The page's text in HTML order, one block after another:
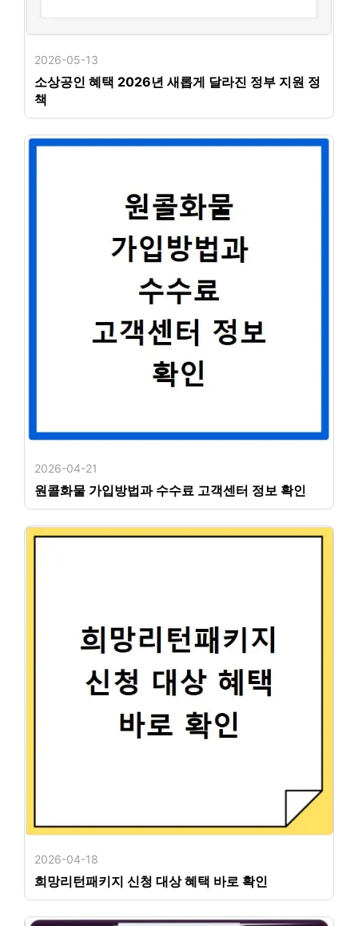
2026-05-13
소상공인 혜택 2026년 새롭게 달라진 정부 지원 정
책
2026-04-21
원콜화물 가입방법과 수수료 고객센터 정보 확인
2026-04-18
희망리턴패키지 신청 대상 혜택 바로 확인